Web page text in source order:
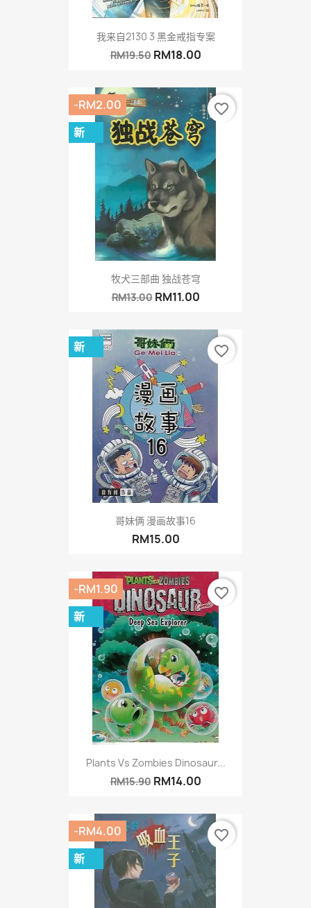
我来自2130 3 黑金戒指专案
RM19.50 RM18.00
牧犬三部曲 独战苍穹
RM13.00 RM11.00
-RM2.00
新
favorite_border
哥妹俩 漫画故事16
RM15.00
新 favorite_border
Plants Vs Zombies Dinosaur...
RM15.90 RM14.00
-RM1.90
新
favorite_border
-RM4.00
新
favorite_border